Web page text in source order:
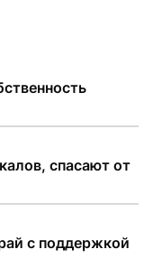
спасают от
с поддержкой